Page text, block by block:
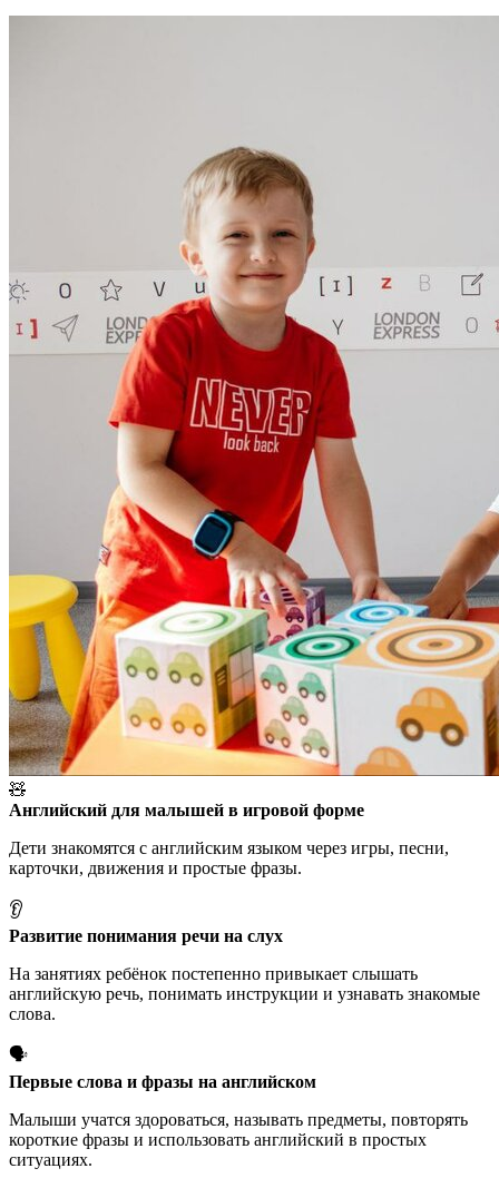
🧸
Английский для малышей в игровой форме
Дети знакомятся с английским языком через игры, песни,
карточки, движения и простые фразы.
👂
Развитие понимания речи на слух
На занятиях ребёнок постепенно привыкает слышать
английскую речь, понимать инструкции и узнавать знакомые
слова.
🗣️
Первые слова и фразы на английском
Малыши учатся здороваться, называть предметы, повторять
короткие фразы и использовать английский в простых
ситуациях.